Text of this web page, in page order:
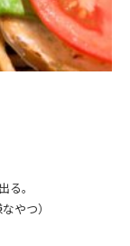
。
やつ）